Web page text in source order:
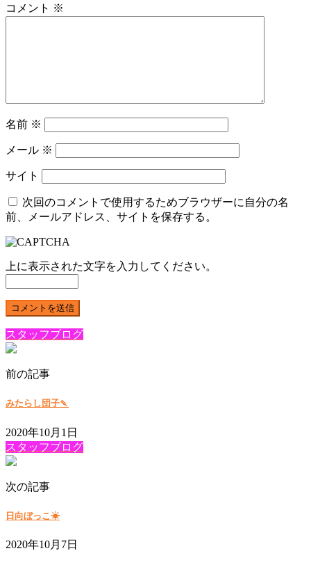
コメント ※
名前 ※
メール ※
サイト
次回のコメントで使用するためブラウザーに自分の名
前、メールアドレス、サイトを保存する。
上に表示された文字を入力してください。
スタッフブログ
前の記事
みたらし団子🍡
2020年10月1日
スタッフブログ
次の記事
日向ぼっこ☀
2020年10月7日